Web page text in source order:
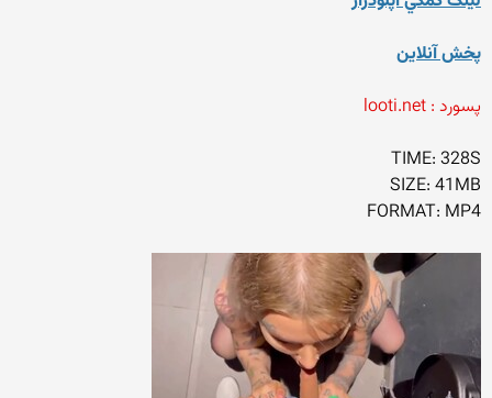
پخش آنلاين
پسورد : looti.net
TIME: 328S
SIZE: 41MB
FORMAT: MP4